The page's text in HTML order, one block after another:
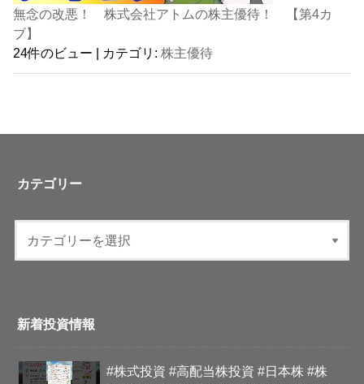
無念の改悪！ 株式会社アトムの株主優待！ 【第4カ
ブ】
24件のビュー | カテゴリ:株主優待
カテゴリー
新着投資情報
#株式投資 #高配当株投資 #日本株 #株